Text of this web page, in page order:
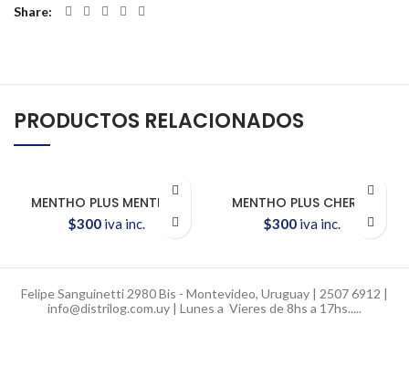
Share
PRODUCTOS RELACIONADOS
MENTHO PLUS MENTHOL
$300 iva inc.
MENTHO PLUS CHERRY
$300 iva inc.
Felipe Sanguinetti 2980 Bis - Montevideo, Uruguay | 2507 6912 |
info@distrilog.com.uy | Lunes a Vieres de 8hs a 17hs.....